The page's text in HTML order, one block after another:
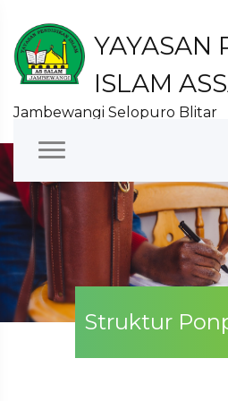
YAYASAN
ISLAM
Jambewangi Selopuro Blitar
Struktur